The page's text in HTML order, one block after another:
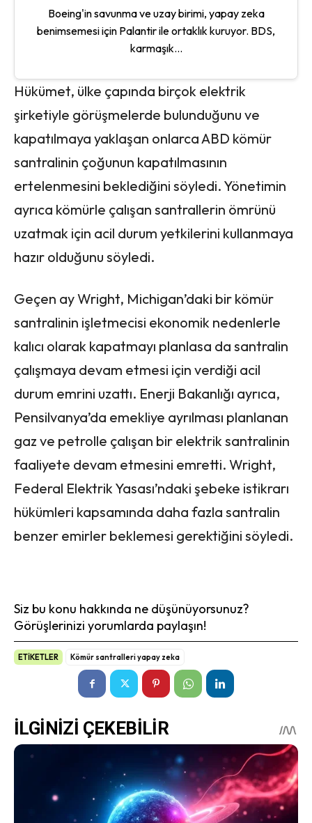
Boeing'in savunma ve uzay birimi, yapay zeka
benimsemesi için Palantir ile ortaklık kuruyor. BDS,
karmaşık...
Hükümet, ülke çapında birçok elektrik
şirketiyle görüşmelerde bulunduğunu ve
kapatılmaya yaklaşan onlarca ABD kömür
santralinin çoğunun kapatılmasının
ertelenmesini beklediğini söyledi. Yönetimin
ayrıca kömürle çalışan santrallerin ömrünü
uzatmak için acil durum yetkilerini kullanmaya
hazır olduğunu söyledi.
Geçen ay Wright, Michigan’daki bir kömür
santralinin işletmecisi ekonomik nedenlerle
kalıcı olarak kapatmayı planlasa da santralin
çalışmaya devam etmesi için verdiği acil
durum emrini uzattı. Enerji Bakanlığı ayrıca,
Pensilvanya’da emekliye ayrılması planlanan
gaz ve petrolle çalışan bir elektrik santralinin
faaliyete devam etmesini emretti. Wright,
Federal Elektrik Yasası’ndaki şebeke istikrarı
hükümleri kapsamında daha fazla santralin
benzer emirler beklemesi gerektiğini söyledi.
Siz bu konu hakkında ne düşünüyorsunuz?
Görüşlerinizi yorumlarda paylaşın!
ETİKETLER Kömür santralleri yapay zeka